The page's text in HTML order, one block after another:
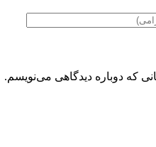
که دوباره دیدگاهی می‌نویسم.